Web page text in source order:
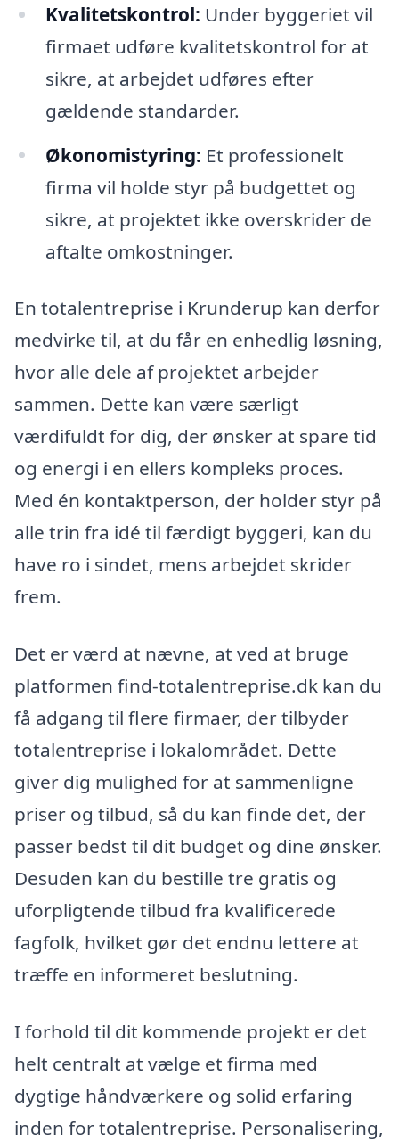
Kvalitetskontrol: Under byggeriet vil
firmaet udføre kvalitetskontrol for at
sikre, at arbejdet udføres efter
gældende standarder.
Økonomistyring: Et professionelt
firma vil holde styr på budgettet og
sikre, at projektet ikke overskrider de
aftalte omkostninger.
En totalentreprise i Krunderup kan derfor
medvirke til, at du får en enhedlig løsning,
hvor alle dele af projektet arbejder
sammen. Dette kan være særligt
værdifuldt for dig, der ønsker at spare tid
og energi i en ellers kompleks proces.
Med én kontaktperson, der holder styr på
alle trin fra idé til færdigt byggeri, kan du
have ro i sindet, mens arbejdet skrider
frem.
Det er værd at nævne, at ved at bruge
platformen find-totalentreprise.dk kan du
få adgang til flere firmaer, der tilbyder
totalentreprise i lokalområdet. Dette
giver dig mulighed for at sammenligne
priser og tilbud, så du kan finde det, der
passer bedst til dit budget og dine ønsker.
Desuden kan du bestille tre gratis og
uforpligtende tilbud fra kvalificerede
fagfolk, hvilket gør det endnu lettere at
træffe en informeret beslutning.
I forhold til dit kommende projekt er det
helt centralt at vælge et firma med
dygtige håndværkere og solid erfaring
inden for totalentreprise. Personalisering,